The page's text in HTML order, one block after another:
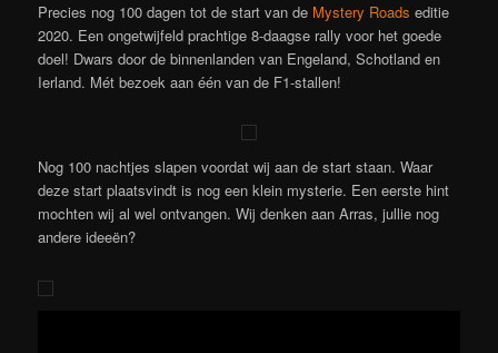
Precies nog 100 dagen tot de start van de Mystery Roads editie
2020. Een ongetwijfeld prachtige 8-daagse rally voor het goede
doel! Dwars door de binnenlanden van Engeland, Schotland en
Ierland. Mét bezoek aan één van de F1-stallen!
Nog 100 nachtjes slapen voordat wij aan de start staan. Waar
deze start plaatsvindt is nog een klein mysterie. Een eerste hint
mochten wij al wel ontvangen. Wij denken aan Arras, jullie nog
andere ideeën?